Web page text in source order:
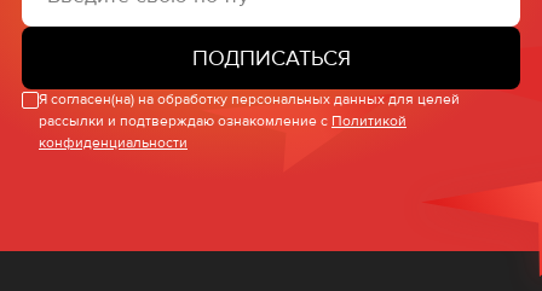
ПОДПИСАТЬСЯ
Я согласен(на) на обработку персональных данных для целей
рассылки и подтверждаю ознакомление с Политикой
конфиденциальности